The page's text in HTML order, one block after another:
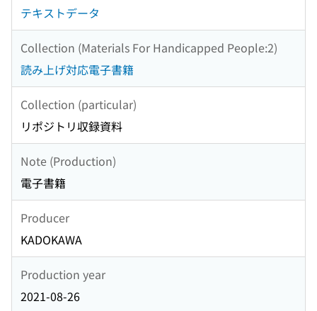
テキストデータ
Collection (Materials For Handicapped People:2)
読み上げ対応電子書籍
Collection (particular)
リポジトリ収録資料
Note (Production)
電子書籍
Producer
KADOKAWA
Production year
2021-08-26